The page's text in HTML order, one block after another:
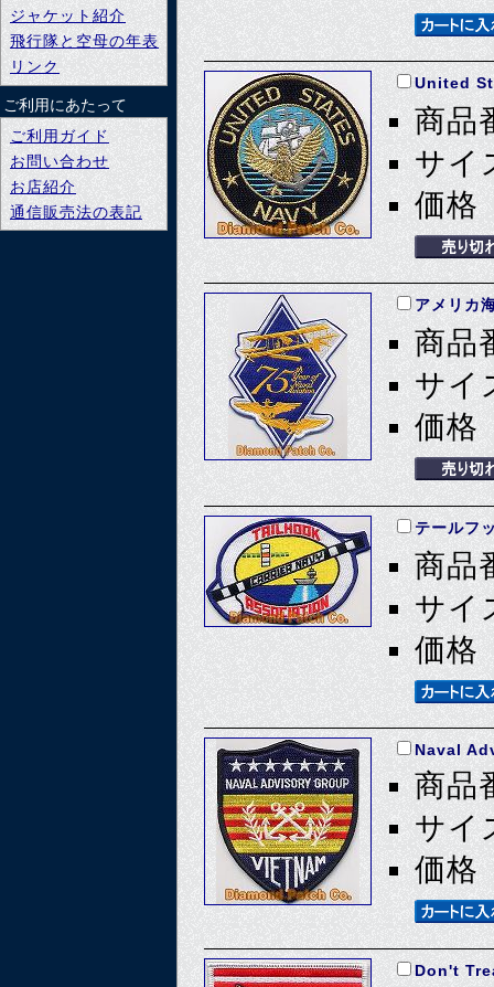
United
商品
サイ
価格
アメリカ
商品
サイ
価格
テールフ
商品
サイ
価格
Naval
商品
サイ
価格
Don't
ジャケット紹介
飛行隊と空母の年表
リンク
ご利用にあたって
ご利用ガイド
お問い合わせ
お店紹介
通信販売法の表記